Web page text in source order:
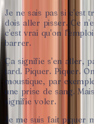
Je ne sais pas si c'est
dois aller pisser. Ce
c'est vrai qu'on
barrer.
Ça signifie s'en aller,
tard. Piquer. Piquer. On
moustique, par
une prise de sang. Mais
signifie voler.
Je me suis fait piquer